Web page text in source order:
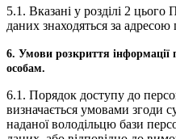
5.1. Вказані у розділі 2
даних знаходяться за адресою
6. Умови розкриття інформації
особам.
6.1. Порядок доступу до
визначається умовами згоди
наданої володільцю бази